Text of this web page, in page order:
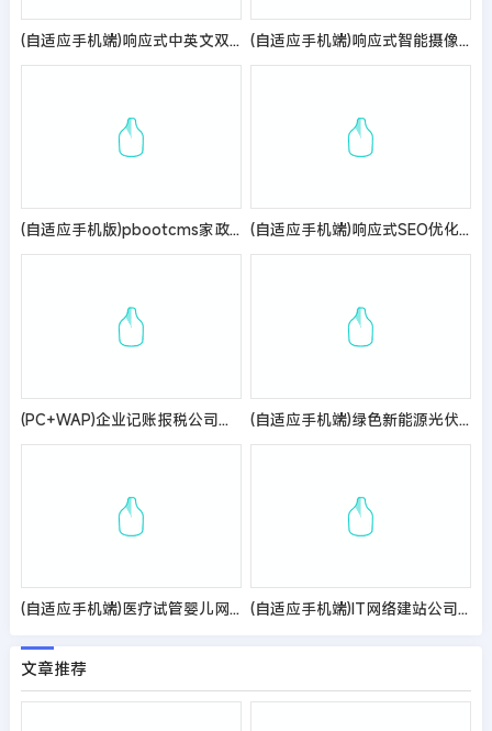
(自适应手机端)响应式中英文双语灯饰灯具外贸网站pbootcms模板 LED照明灯具网站源码 (自适应手机端)响应式智能摄像头设备pbootcms网站模板 蓝色安全防盗电子探头设备网站源码
(自适应手机版)pbootcms家政服务公司网站模板 橙色搬家保洁公司网站源码下载 (自适应手机端)响应式SEO优化网站建设优化排名公司网站pbootcms模板 优化建站公司网站源码
(PC+WAP)企业记账报税公司注册商务服务网站pbootcms模板 财务会计类网站源码 (自适应手机端)绿色新能源光伏太阳能网站模板
(自适应手机端)医疗试管婴儿网站pbootcms模板 海外就医网站源码 (自适应手机端)IT网络建站公司pbootcms模板 互联网营销企业网站源码
文章推荐